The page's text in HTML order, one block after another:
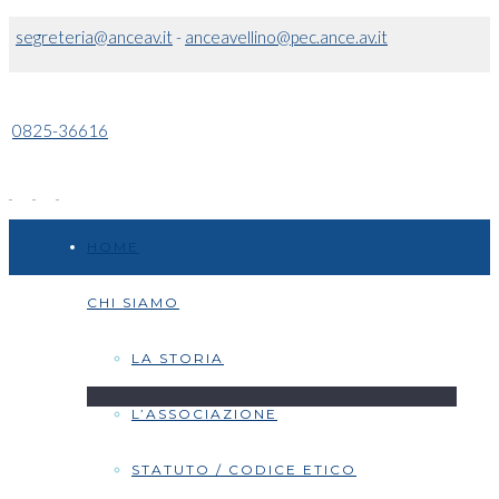
segreteria@anceav.it- anceavellino@pec.ance.av.it
0825-36616
CHI SIAMO
LA STORIA
L’ASSOCIAZIONE
STATUTO / CODICE ETICO